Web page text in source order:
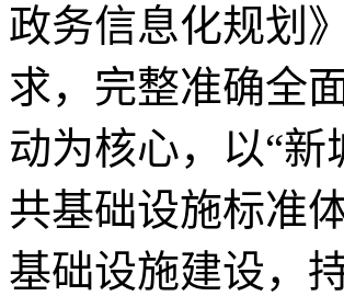
政务信息化规划
求，完整准确全
动为核心，以“新
共基础设施标准
基础设施建设，